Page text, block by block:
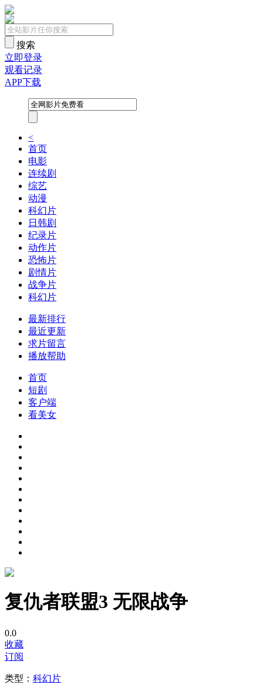
搜索
立即登录
观看记录
APP下载
<
首页
电影
连续剧
综艺
动漫
科幻片
日韩剧
纪录片
动作片
恐怖片
剧情片
战争片
科幻片
最新排行
最近更新
求片留言
播放帮助
首页
短剧
客户端
看美女
复仇者联盟3 无限战争
0.0
收藏
订阅
类型： 科幻片